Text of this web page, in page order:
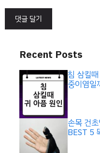
Recent Posts
침 삼킬
중이염일
손목 건
BEST 5